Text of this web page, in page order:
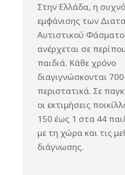
Στην Ελλάδα, η
εμφάνισης των
Αυτιστικού
ανέρχεται σε
παιδιά. Κάθε χρόνο
διαγιγνώσκονται
περιστατικά. Σε
οι εκτιμήσεις
150 έως 1 στα 44
με τη χώρα και τις
διάγνωσης.